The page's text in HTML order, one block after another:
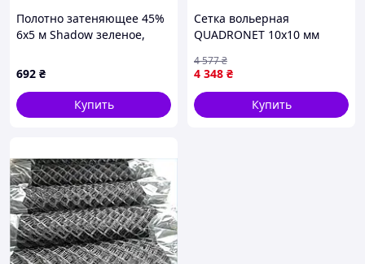
Полотно затеняющее 45%
6х5 м Shadow зеленое,
692 ₴
Купить
Сетка вольерная
QUADRONET 10x10 мм
ограждений, артикул 77-
93143
4 348 ₴
4 577₴
Купить